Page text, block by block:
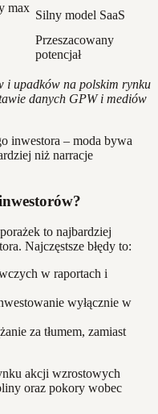
max
Silny model SaaS
Przeszacowany
potencjał
i upadków na polskim rynku
danych GPW i mediów
inwestora – moda bywa
niż narracje
to najbardziej
Najczęstsze błędy to:
w raportach i
wyłącznie w
za tłumem, zamiast
akcji wzrostowych
oraz pokory wobec